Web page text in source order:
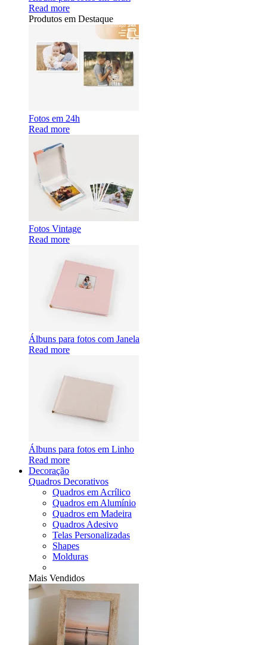
Read more
Produtos em Destaque
Fotos em 24h
Read more
Fotos Vintage
Read more
Álbuns para fotos com Janela
Read more
Álbuns para fotos em Linho
Read more
Decoração
Quadros Decorativos
Quadros em Acrílico
Quadros em Alumínio
Quadros em Madeira
Quadros Adesivo
Telas Personalizadas
Shapes
Molduras
Mais Vendidos